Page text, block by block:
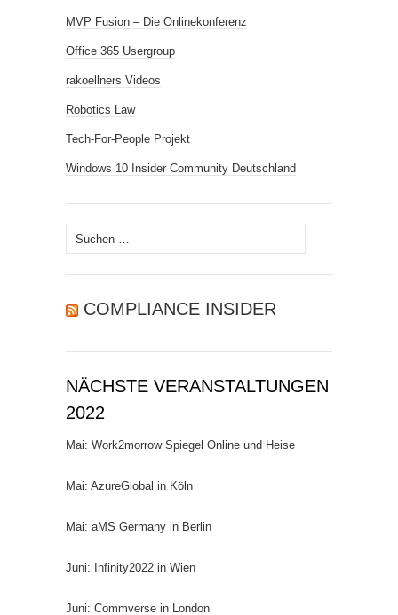
MVP Fusion – Die Onlinekonferenz
Office 365 Usergroup
rakoellners Videos
Robotics Law
Tech-For-People Projekt
Windows 10 Insider Community Deutschland
Suchen
nach:
COMPLIANCE INSIDER
NÄCHSTE VERANSTALTUNGEN
2022
Mai: Work2morrow Spiegel Online und Heise
Mai: AzureGlobal in Köln
Mai: aMS Germany in Berlin
Juni: Infinity2022 in Wien
Juni: Commverse in London